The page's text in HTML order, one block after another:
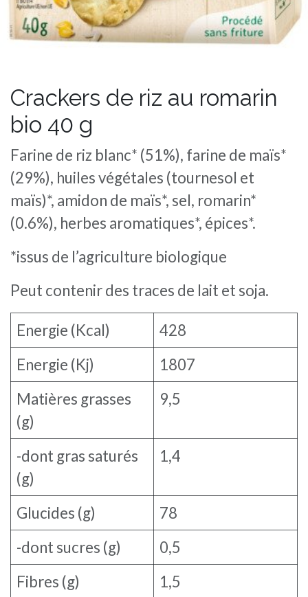
Crackers de riz au romarin
bio 40 g
Farine de riz blanc* (51%), farine de maïs*
(29%), huiles végétales (tournesol et
maïs)*, amidon de maïs*, sel, romarin*
(0.6%), herbes aromatiques*, épices*.
*issus de l’agriculture biologique
Peut contenir des traces de lait et soja.
Energie (Kcal)
428
Energie (Kj)
1807
Matières grasses
(g)
9,5
-dont gras saturés
(g)
1,4
Glucides (g)
78
-dont sucres (g)
0,5
Fibres (g)
1,5